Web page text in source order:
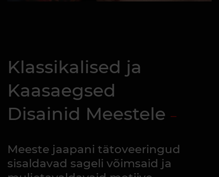
Klassikalised ja
Kaasaegsed
Disainid Meestele
Meeste jaapani tätoveeringud
sisaldavad sageli võimsaid ja